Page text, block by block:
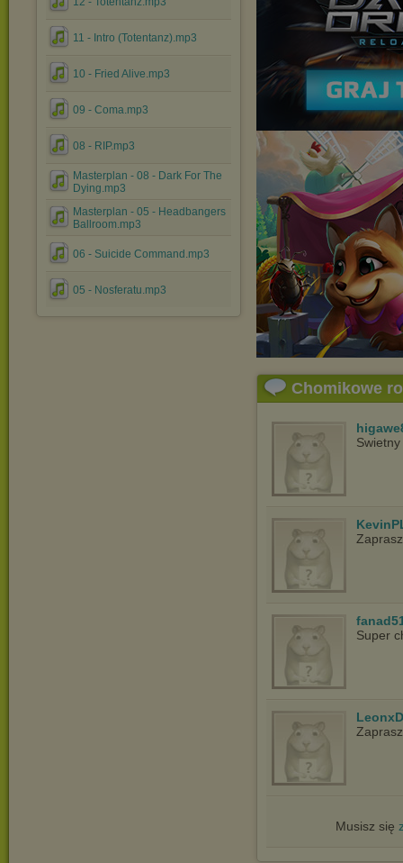
11 - Intro (Totentanz).mp3
10 - Fried Alive.mp3
09 - Coma.mp3
08 - RIP.mp3
Masterplan - 08 - Dark For The
Dying.mp3
Masterplan - 05 - Headbangers
Ballroom.mp3
06 - Suicide Command.mp3
05 - Nosferatu.mp3
Chomikowe
Super
Musisz się